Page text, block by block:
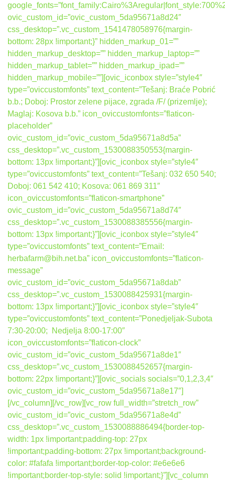
ovic_custom_id=”ovic_custom_5da95671a8d24″
css_desktop=”.vc_custom_1541478058976{margin-
bottom: 28px !important;}” hidden_markup_01=””
hidden_markup_desktop=”” hidden_markup_laptop=””
hidden_markup_tablet=”” hidden_markup_ipad=””
hidden_markup_mobile=””][ovic_iconbox style=”style4″
type=”oviccustomfonts” text_content=”Tešanj: Braće Pobrić
b.b.; Doboj: Prostor zelene pijace, zgrada /F/ (prizemlje);
Maglaj: Kosova b.b.” icon_oviccustomfonts=”flaticon-
placeholder”
ovic_custom_id=”ovic_custom_5da95671a8d5a”
css_desktop=”.vc_custom_1530088350553{margin-
bottom: 13px !important;}”][ovic_iconbox style=”style4″
type=”oviccustomfonts” text_content=”Tešanj: 032 650 540;
Doboj: 061 542 410; Kosova: 061 869 311″
icon_oviccustomfonts=”flaticon-smartphone”
ovic_custom_id=”ovic_custom_5da95671a8d74″
css_desktop=”.vc_custom_1530088385556{margin-
bottom: 13px !important;}”][ovic_iconbox style=”style4″
type=”oviccustomfonts” text_content=”Email:
herbafarm@bih.net.ba” icon_oviccustomfonts=”flaticon-
message”
ovic_custom_id=”ovic_custom_5da95671a8dab”
css_desktop=”.vc_custom_1530088425931{margin-
bottom: 13px !important;}”][ovic_iconbox style=”style4″
type=”oviccustomfonts” text_content=”Ponedjeljak-Subota
7:30-20:00; Nedjelja 8:00-17:00″
icon_oviccustomfonts=”flaticon-clock”
ovic_custom_id=”ovic_custom_5da95671a8de1″
css_desktop=”.vc_custom_1530088452657{margin-
bottom: 22px !important;}”][ovic_socials socials=”0,1,2,3,4″
ovic_custom_id=”ovic_custom_5da95671a8e17″]
[/vc_column][/vc_row][vc_row full_width=”stretch_row”
ovic_custom_id=”ovic_custom_5da95671a8e4d”
css_desktop=”.vc_custom_1530088886494{border-top-
width: 1px !important;padding-top: 27px
!important;padding-bottom: 27px !important;background-
color: #fafafa !important;border-top-color: #e6e6e6
!important;border-top-style: solid !important;}”][vc_column